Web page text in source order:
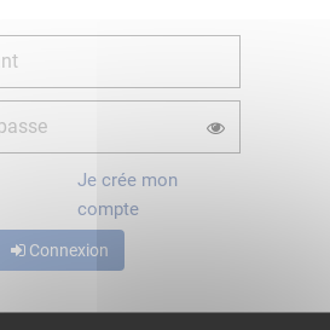
Je crée mon
compte
Connexion